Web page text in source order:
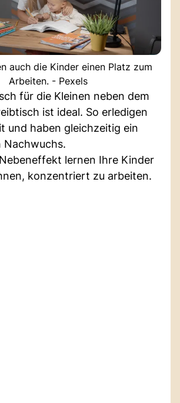
auch die Kinder einen Platz zum
Arbeiten. - Pexels
für die Kleinen neben dem
ist ideal. So erledigen
und haben gleichzeitig ein
Nachwuchs.
lernen Ihre Kinder
konzentriert zu arbeiten.